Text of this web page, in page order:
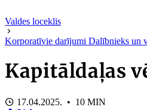
Valdes loceklis
Korporatīvie darījumi Dalībnieks un
Kapitāldaļas
17.04.2025. • 10 MIN